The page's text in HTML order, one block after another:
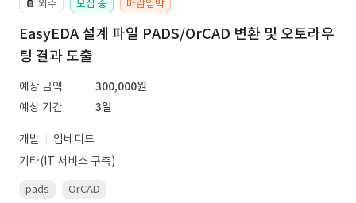
📔 외주 모집 중 마감임박
EasyEDA 설계 파일 PADS/OrCAD 변환 및 오토라우
팅 결과 도출
예상 금액
300,000원
예상 기간
3일
개발
임베디드
기타(IT 서비스 구축)
pads OrCAD